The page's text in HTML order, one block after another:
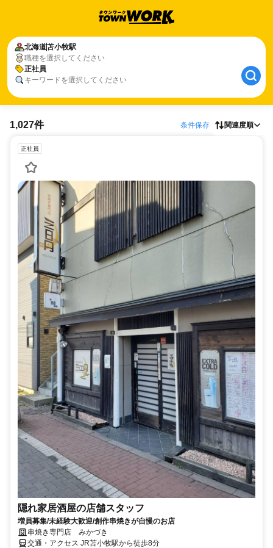
北海道苫小牧駅
職種を選択してください
正社員
キーワードを選択してください
1,027件 条件保存 関連度順
正社員
隠れ家居酒屋の店舗スタッフ
増員募集/未経験大歓迎/創作串焼きが自慢のお店
串焼き専門店 みかづき
交通・アクセス JR苫小牧駅から徒歩8分